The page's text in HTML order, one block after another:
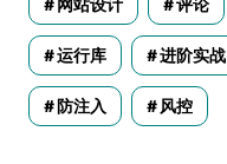
网站设计 评论
运行库 进阶实战
防注入 风控